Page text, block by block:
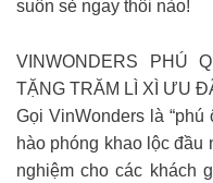
suôn sẻ ngay thôi nào!
VINWONDERS PHÚ
TẶNG TRĂM LÌ XÌ ƯU
Gọi VinWonders là “phú
hào phóng khao lộc đầu
nghiệm cho các khách